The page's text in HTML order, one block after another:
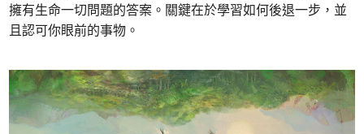
擁有生命一切問題的答案。關鍵在於學習如何後退一步，並
且認可你眼前的事物。